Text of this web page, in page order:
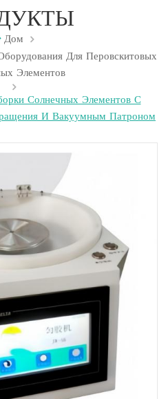
Дом
Для Перовскитовых
Элементов
Солнечных Элементов С
И Вакуумным Патроном